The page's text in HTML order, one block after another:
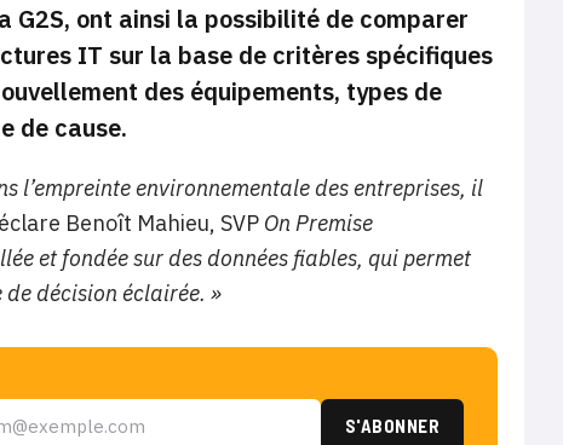
G2S, ont ainsi la possibilité de comparer
IT sur la base de critères spécifiques
des équipements, types de
de cause.
l’empreinte environnementale des entreprises, il
Benoît Mahieu, SVP On Premise
et fondée sur des données fiables, qui permet
décision éclairée. »